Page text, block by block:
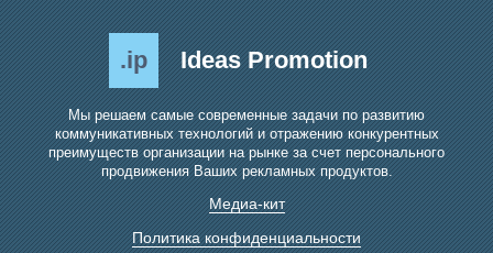
.ip Ideas Promotion
Мы решаем самые современные задачи по развитию
коммуникативных технологий и отражению конкурентных
преимуществ организации на рынке за счет персонального
продвижения Ваших рекламных продуктов.
Медиа-кит
Политика конфиденциальности